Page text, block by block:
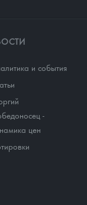
и события
-
цен